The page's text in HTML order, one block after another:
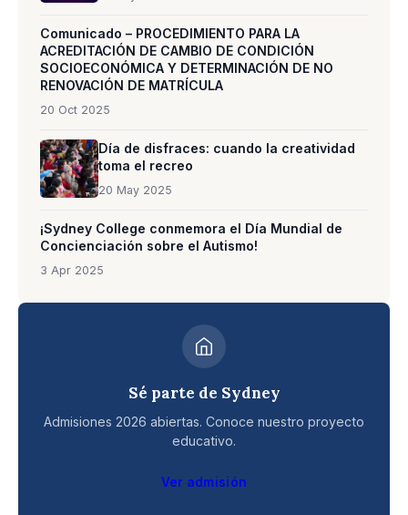
Comunicado – PROCEDIMIENTO PARA LA
ACREDITACIÓN DE CAMBIO DE CONDICIÓN
SOCIOECONÓMICA Y DETERMINACIÓN DE NO
RENOVACIÓN DE MATRÍCULA
20 Oct 2025
Día de disfraces: cuando la creatividad
toma el recreo
20 May 2025
¡Sydney College conmemora el Día Mundial de
Concienciación sobre el Autismo!
3 Apr 2025
Sé parte de Sydney
Admisiones 2026 abiertas. Conoce nuestro proyecto
educativo.
Ver admisión